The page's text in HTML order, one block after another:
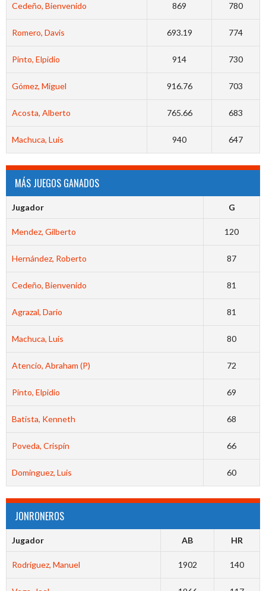
Cedeño, Bienvenido 869 780
Romero, Davis 693.19 774
Pinto, Elpidio 914 730
Gómez, Miguel 916.76 703
Acosta, Alberto 765.66 683
Machuca, Luis 940 647
MÁS JUEGOS GANADOS
Jugador G
Mendez, Gilberto 120
Hernández, Roberto 87
Cedeño, Bienvenido 81
Agrazal, Dario 81
Machuca, Luis 80
Atencio, Abraham (P) 72
Pinto, Elpidio 69
Batista, Kenneth 68
Poveda, Crispín 66
Dominguez, Luis 60
JONRONEROS
Jugador AB HR
Rodríguez, Manuel 1902 140